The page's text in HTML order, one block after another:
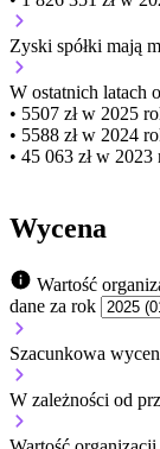
Zyski spółki mają
W ostatnich latach
• 5507 zł w 2025
• 5588 zł w 2024
• 45 063 zł w 2023
Wycena
Wartość
dane za rok
Szacunkowa
W zależności od